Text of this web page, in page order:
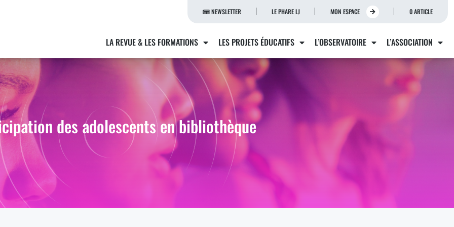
NEWSLETTER LE PHARE LJ MON ESPACE 0 ARTICLE
LA REVUE & LES FORMATIONS LES PROJETS ÉDUCATIFS L’OBSERVATOIRE L’ASSOCIATION
des adolescents en bibliothèque